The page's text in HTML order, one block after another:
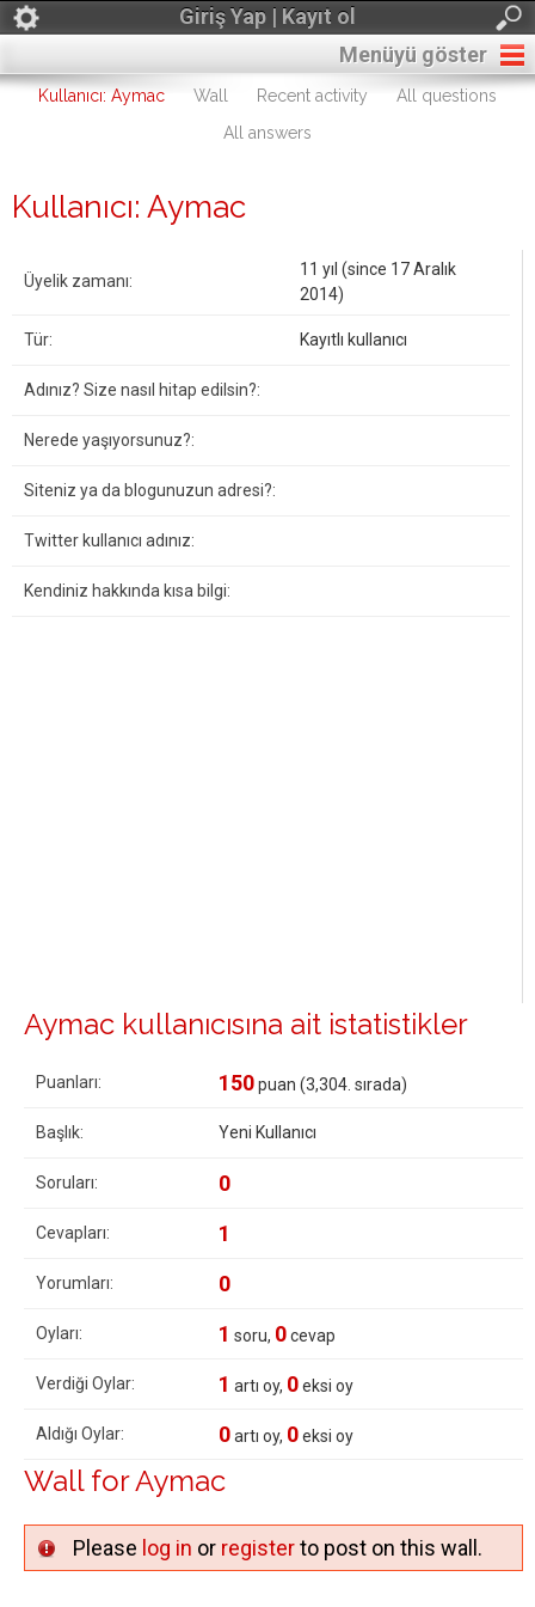
Giriş Yap | Kayıt ol
Menüyü göster
Kullanıcı: Aymac Wall Recent activity
All questions
All answers
Kullanıcı: Aymac
Üyelik zamanı:
11 yıl (since 17 Aralık
2014)
Tür: Kayıtlı kullanıcı
Adınız? Size nasıl hitap edilsin?:
Nerede yaşıyorsunuz?:
Siteniz ya da blogunuzun adresi?:
Twitter kullanıcı adınız:
Kendiniz hakkında kısa bilgi:
Aymac kullanıcısına ait istatistikler
Puanları: 150puan (3,304 . sırada)
Başlık: Yeni Kullanıcı
Soruları: 0
Cevapları: 1
Yorumları: 0
Oyları: 1 soru, 0cevap
Verdiği Oylar: 1 artı oy, 0eksi oy
Aldığı Oylar: 0artı oy, 0eksi oy
Wall for Aymac
Please log in or registerto post on this wall.